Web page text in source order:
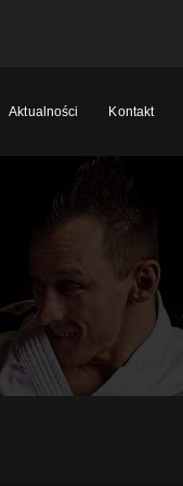
Aktualności Kontakt